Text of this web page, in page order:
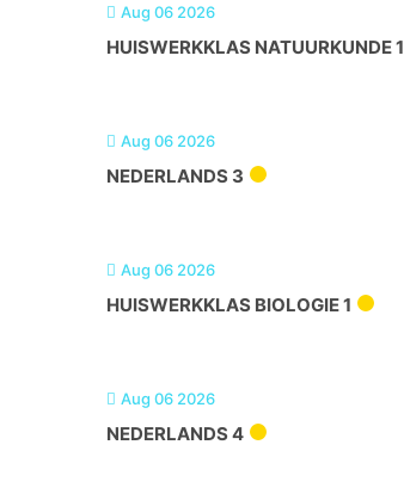
Aug 06 2026
HUISWERKKLAS NATUURKUNDE 1
Aug 06 2026
NEDERLANDS 3
Aug 06 2026
HUISWERKKLAS BIOLOGIE 1
Aug 06 2026
NEDERLANDS 4